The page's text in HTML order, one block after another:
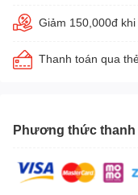
Giảm 150,000đ
Thanh toán qua
Phương thức thanh